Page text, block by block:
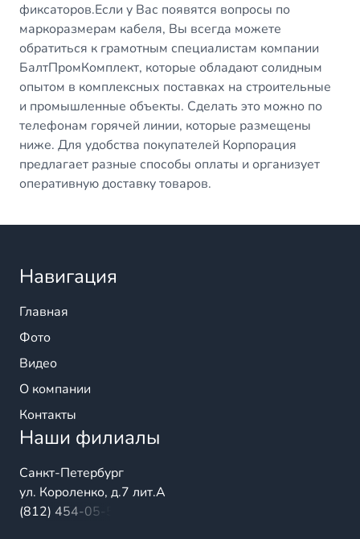
фиксаторов.Если у Вас появятся вопросы по
маркоразмерам кабеля, Вы всегда можете
обратиться к грамотным специалистам компании
БалтПромКомплект, которые обладают солидным
опытом в комплексных поставках на строительные
и промышленные объекты. Сделать это можно по
телефонам горячей линии, которые размещены
ниже. Для удобства покупателей Корпорация
предлагает разные способы оплаты и организует
оперативную доставку товаров.
Навигация
Главная
Фото
Видео
О компании
Контакты
Наши филиалы
Санкт-Петербург
ул. Короленко, д.7 лит.А
(812) 454-05-54